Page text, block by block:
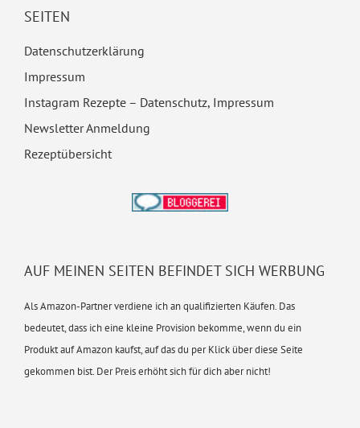
SEITEN
Datenschutzerklärung
Impressum
Instagram Rezepte – Datenschutz, Impressum
Newsletter Anmeldung
Rezeptübersicht
AUF MEINEN SEITEN BEFINDET SICH WERBUNG
Als Amazon-Partner verdiene ich an qualifizierten Käufen. Das
bedeutet, dass ich eine kleine Provision bekomme, wenn du ein
Produkt auf Amazon kaufst, auf das du per Klick über diese Seite
gekommen bist. Der Preis erhöht sich für dich aber nicht!